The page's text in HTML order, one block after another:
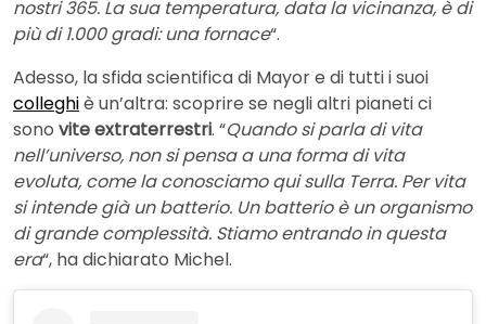
nostri 365. La sua temperatura, data la vicinanza, è di
più di 1.000 gradi: una fornace“.
Adesso, la sfida scientifica di Mayor e di tutti i suoi
colleghiè un’altra: scoprire se negli altri pianeti ci
sono vite extraterrestri. “Quando si parla di vita
nell’universo, non si pensa a una forma di vita
evoluta, come la conosciamo qui sulla Terra. Per vita
si intende già un batterio. Un batterio è un organismo
di grande complessità. Stiamo entrando in questa
era“, ha dichiarato Michel.